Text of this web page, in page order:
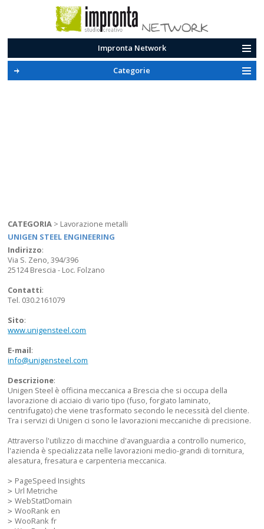
Impronta Network
Categorie
CATEGORIA > Lavorazione metalli
UNIGEN STEEL ENGINEERING
Indirizzo:
Via S. Zeno, 394/396
25124 Brescia - Loc. Folzano
Contatti:
Tel. 030.2161079
Sito:
www.unigensteel.com
E-mail:
info@unigensteel.com
Descrizione:
Unigen Steel è officina meccanica a Brescia che si occupa della
lavorazione di acciaio di vario tipo (fuso, forgiato laminato,
centrifugato) che viene trasformato secondo le necessità del cliente.
Tra i servizi di Unigen ci sono le lavorazioni meccaniche di precisione.
Attraverso l'utilizzo di macchine d'avanguardia a controllo numerico,
l'azienda è specializzata nelle lavorazioni medio-grandi di tornitura,
alesatura, fresatura e carpenteria meccanica.
PageSpeed Insights
Url Metriche
WebStatDomain
WooRank en
WooRank fr